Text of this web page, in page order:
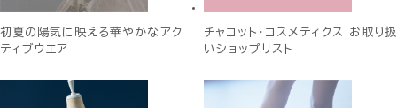
初夏の陽気に映える華やかなアク
ティブウエア
チャコット・コスメティクス お取り扱
いショップリスト